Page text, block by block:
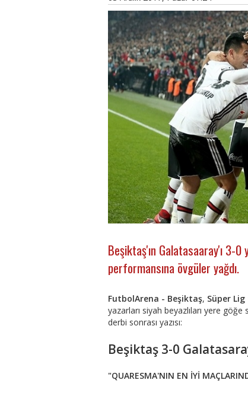
Beşiktaş'ın Galatasaaray'ı 3-0
performansına övgüler yağdı.
FutbolArena - Beşiktaş, Süper Lig
yazarları siyah beyazlıları yere göğe
derbi sonrası yazısı:
Beşiktaş 3-0
"QUARESMA'NIN EN İYİ